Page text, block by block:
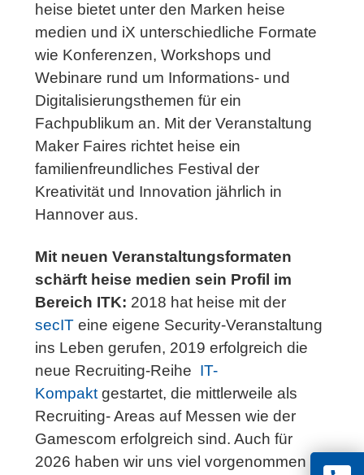
heise bietet unter den Marken heise
medien und iX unterschiedliche Formate
wie Konferenzen, Workshops und
Webinare rund um Informations- und
Digitalisierungsthemen für ein
Fachpublikum an. Mit der Veranstaltung
Maker Faires richtet heise ein
familienfreundliches Festival der
Kreativität und Innovation jährlich in
Hannover aus.
Mit neuen Veranstal­tungsformaten
schärft heise medien sein Profil im
Bereich ITK: 2018 hat heise mit der
secIT eine eigene Security-Veranstaltung
ins Leben gerufen, 2019 erfolgreich die
neue Recruiting-Reihe IT-
Kompakt gestartet, die mittlerweile als
Recruiting- Areas auf Messen wie der
Gamescom erfolgreich sind. Auch für
2026 haben wir uns viel vorgenommen –